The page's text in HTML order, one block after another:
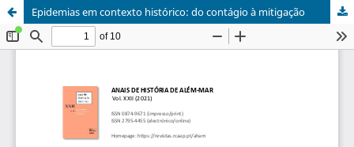
Epidemias em contexto histórico: do contágio à mitigação